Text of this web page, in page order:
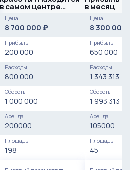
в самом центре
золотого
треугольника
Цена
8 700 000 ₽
Прибыль
200 000
Расходы
800 000
Обороты
1 000 000
Аренда
200000
Площадь
198
в месяц
Цена
8 300 000
Прибыль
650 000
Расходы
1 343 313
Обороты
1 993 313
Аренда
105000
Площадь
45